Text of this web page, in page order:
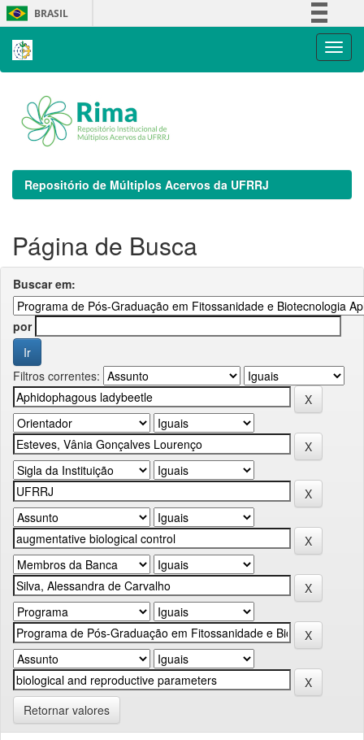
Skip
navigation
BRASIL
Repositório de Múltiplos Acervos da UFRRJ
Página de Busca
Buscar em:
por
Filtros correntes:
Retornar valores